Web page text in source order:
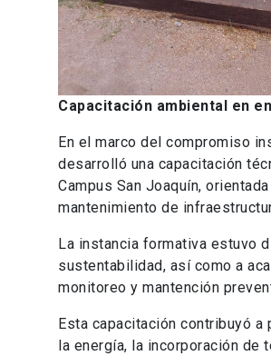
Capacitación ambiental en
En el marco del compromiso
desarrolló una capacitación
Campus San Joaquín,
mantenimiento de
La instancia formativa estuvo
sustentabilidad, así como a
monitoreo y mantención
Esta capacitación contribuyó
la energía, la incorporación